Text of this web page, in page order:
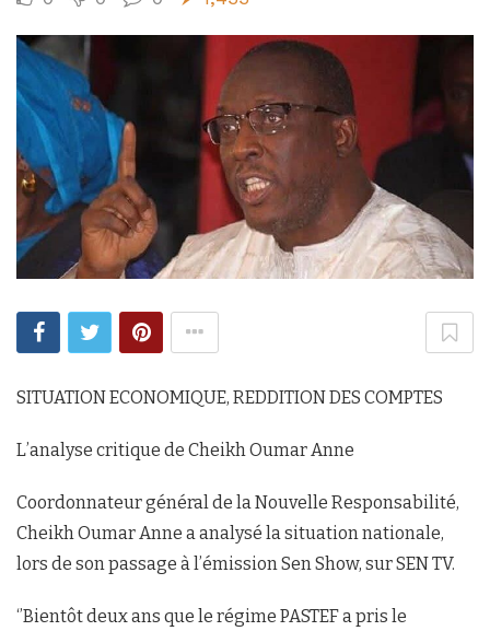
SITUATION ECONOMIQUE, REDDITION DES COMPTES
L’analyse critique de Cheikh Oumar Anne
Coordonnateur général de la Nouvelle Responsabilité,
Cheikh Oumar Anne a analysé la situation nationale,
lors de son passage à l’émission Sen Show, sur SEN TV.
‘’Bientôt deux ans que le régime PASTEF a pris le